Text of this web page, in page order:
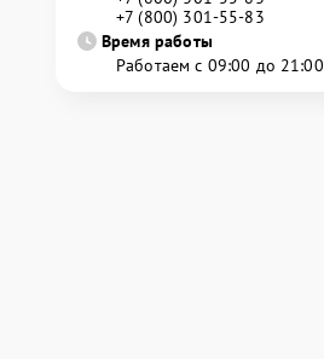
+7 (800) 301-55-83
Время работы
Работаем с 09:00 до 21:00